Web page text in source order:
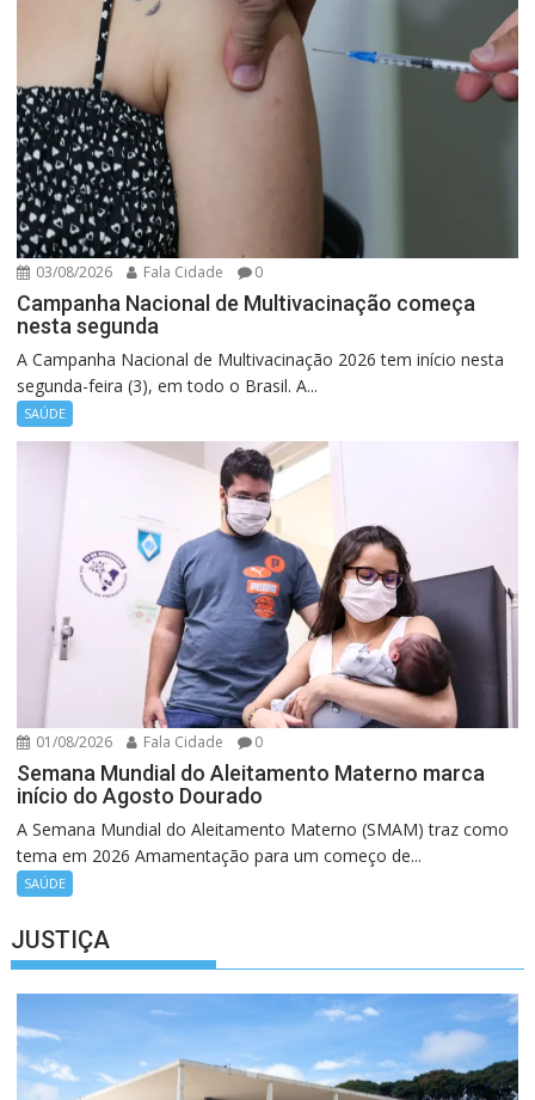
03/08/2026 Fala Cidade 0
Campanha Nacional de Multivacinação começa
nesta segunda
A Campanha Nacional de Multivacinação 2026 tem início nesta
segunda-feira (3), em todo o Brasil. A...
SAÚDE
01/08/2026 Fala Cidade 0
Semana Mundial do Aleitamento Materno marca
início do Agosto Dourado
A Semana Mundial do Aleitamento Materno (SMAM) traz como
tema em 2026 Amamentação para um começo de...
SAÚDE
JUSTIÇA